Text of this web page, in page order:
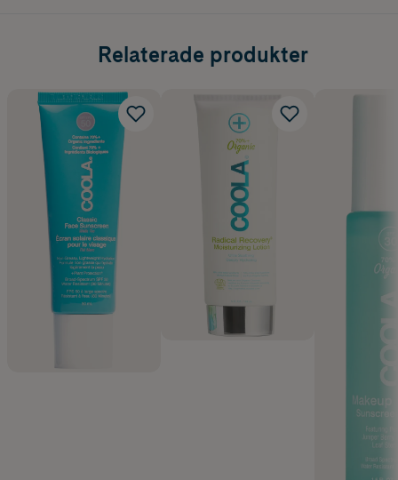
Relaterade produkter